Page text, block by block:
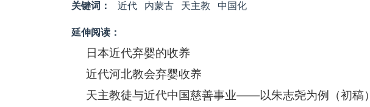
关键词： 近代 内蒙古 天主教 中国化
延伸阅读：
日本近代弃婴的收养
近代河北教会弃婴收养
天主教徒与近代中国慈善事业——以朱志尧为例（初稿）